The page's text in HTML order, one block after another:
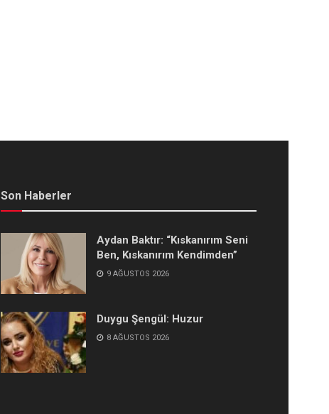
Son Haberler
Aydan Baktır: “Kıskanırım Seni
Ben, Kıskanırım Kendimden”
9 AĞUSTOS 2026
Duygu Şengül: Huzur
8 AĞUSTOS 2026